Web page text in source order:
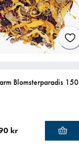
Blomsterparadis 150
kr